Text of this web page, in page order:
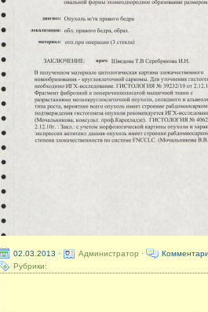
02.03.2013 · Администратор ·
Рубрики: